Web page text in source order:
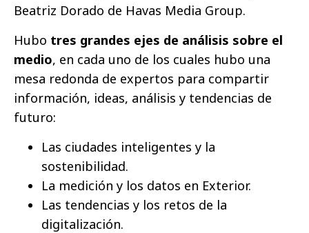
Beatriz Dorado de Havas Media Group.
Hubo tres grandes ejes de análisis sobre el
medio, en cada uno de los cuales hubo una
mesa redonda de expertos para compartir
información, ideas, análisis y tendencias de
futuro:
Las ciudades inteligentes y la
sostenibilidad.
La medición y los datos en Exterior.
Las tendencias y los retos de la
digitalización.